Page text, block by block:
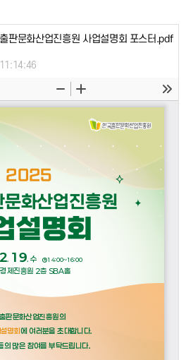
판문화산업진흥원 사업설명회 포스터.pdf